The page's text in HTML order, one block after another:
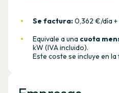
Se factura:0,362 €/día +
Equivale a una cuota
kW (IVA incluido).
Este coste se incluye en la